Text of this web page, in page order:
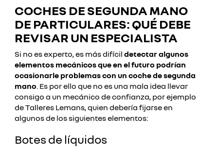
COCHES DE SEGUNDA MANO
DE PARTICULARES: QUÉ DEBE
REVISAR UN ESPECIALISTA
Si no es experto, es más difícil detectar algunos
elementos mecánicos que en el futuro podrían
ocasionarle problemas con un coche de segunda
mano. Es por ello que no es una mala idea llevar
consigo a un mecánico de confianza, por ejemplo
de Talleres Lemans, quien debería fijarse en
algunos de los siguientes elementos:
Botes de líquidos